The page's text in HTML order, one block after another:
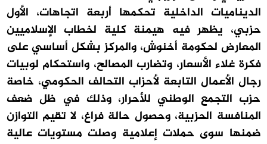
الديناميات الداخلية تحكمها أربعة اتجاهات، الأول
حزبي، يظهر فيه هيمنة كلية لخطاب الإسلاميين
المعارض لحكومة أخنوش، والمركز بشكل أساسي على
فكرة غلاء الأسعار، وتضارب المصالح، واستحكام لوبيات
رجال الأعمال التابعة لأحزاب التحالف الحكومي، خاصة
حزب التجمع الوطني للأحرار، وذلك في ظل ضعف
المنافسة الحزبية، وحصول حالة فراغ، لا تقيم التوازن
ضمنها سوى حملات إعلامية وصلت مستويات عالية